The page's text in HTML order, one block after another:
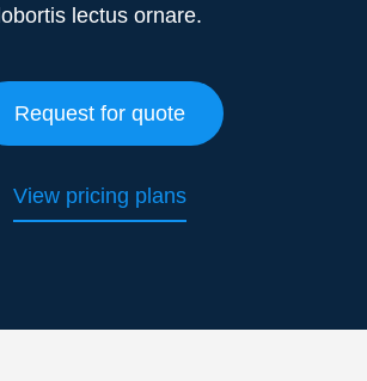
lobortis lectus ornare.
Request for quote
View pricing plans